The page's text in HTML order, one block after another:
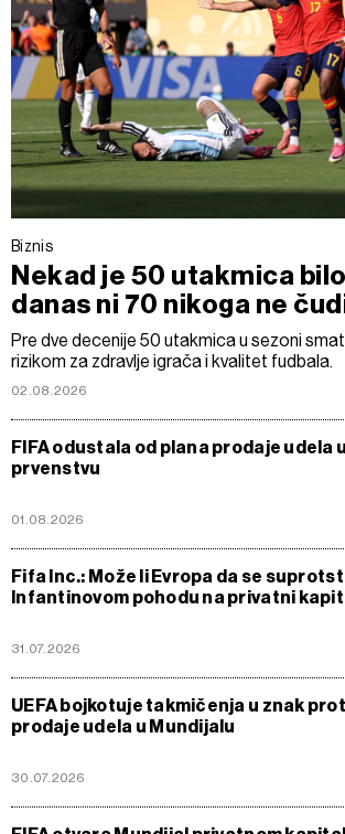
Biznis
Nekad je 50 utakmica
danas ni 70 nikoga ne
Pre dve decenije 50 utakmica u sezoni
rizikom za zdravlje igrača i kvalitet fudbala.
02.08.2026
FIFA odustala od plana prodaje udela
prvenstvu
01.08.2026
Fifa Inc.: Može li Evropa da se
Infantinovom pohodu na privatni
31.07.2026
UEFA bojkotuje takmičenja u znak
prodaje udela u Mundijalu
30.07.2026